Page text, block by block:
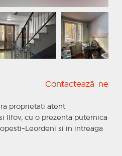
Contactează-ne
proprietati atent
Ilfov, cu o prezenta puternica
Leordeni si in intreaga